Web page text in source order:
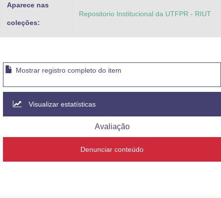
Aparece nas
coleções:
Repositorio Institucional da UTFPR - RIUT
Mostrar registro completo do item
Visualizar estatísticas
Avaliação
Denunciar conteúdo